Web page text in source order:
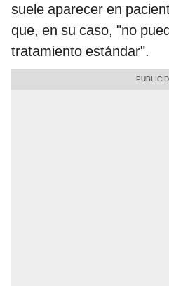
suele aparecer en
que, en su caso, "no
tratamiento estándar".